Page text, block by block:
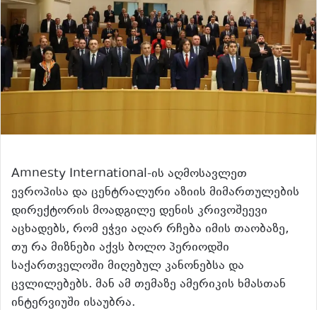
Amnesty International-ის აღმოსავლეთ
ევროპისა და ცენტრალური აზიის მიმართულების
დირექტორის მოადგილე დენის კრივოშეევი
აცხადებს, რომ ეჭვი აღარ რჩება იმის თაობაზე,
თუ რა მიზნები აქვს ბოლო პერიოდში
საქართველოში მიღებულ კანონებსა და
ცვლილებებს. მან ამ თემაზე ამერიკის ხმასთან
ინტერვიუში ისაუბრა.